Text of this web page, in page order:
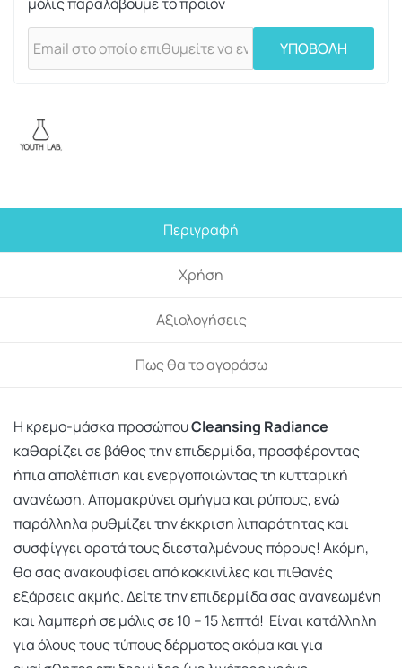
ΥΠΟΒΟΛΗ
Περιγραφή
Χρήση
Αξιολογήσεις
Πως θα το αγοράσω
H κρεμο-μάσκα προσώπουCleansing Radiance
καθαρίζει σε βάθος την επιδερμίδα, προσφέροντας
ήπια απολέπιση και ενεργοποιώντας τη κυτταρική
ανανέωση. Απομακρύνει σμήγμα και ρύπους, ενώ
παράλληλα ρυθμίζει την έκκριση λιπαρότητας και
συσφίγγει ορατά τους διεσταλμένους πόρους! Ακόμη,
θα σας ανακουφίσει από κοκκινίλες και πιθανές
εξάρσεις ακμής. Δείτε την επιδερμίδα σας ανανεωμένη
και λαμπερή σε μόλις σε 10 – 15 λεπτά! Είναι κατάλληλη
για όλους τους τύπους δέρματος ακόμα και για